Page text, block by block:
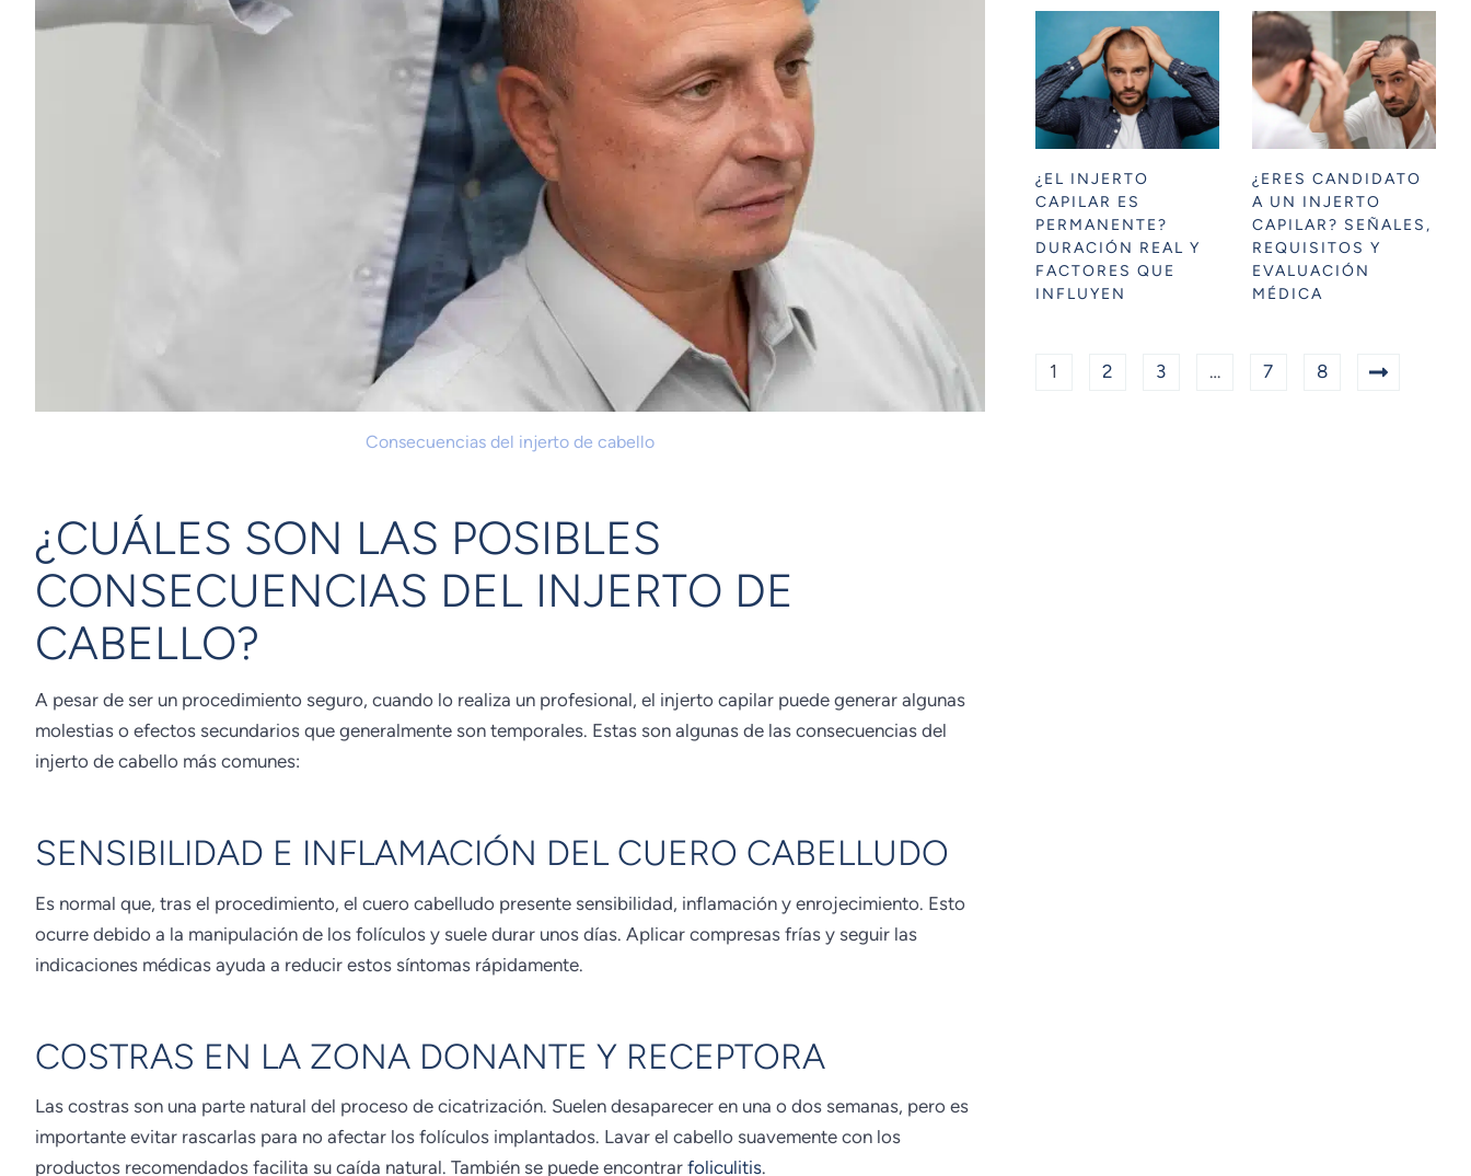
Consecuencias del injerto de cabello
¿CUÁLES SON LAS POSIBLES
CONSECUENCIAS DEL INJERTO DE
CABELLO?
A pesar de ser un procedimiento seguro, cuando lo realiza un profesional, el injerto capilar puede generar algunas
molestias o efectos secundarios que generalmente son temporales. Estas son algunas de las consecuencias del
injerto de cabello más comunes:
SENSIBILIDAD E INFLAMACIÓN DEL CUERO CABELLUDO
Es normal que, tras el procedimiento, el cuero cabelludo presente sensibilidad, inflamación y enrojecimiento. Esto
ocurre debido a la manipulación de los folículos y suele durar unos días. Aplicar compresas frías y seguir las
indicaciones médicas ayuda a reducir estos síntomas rápidamente.
COSTRAS EN LA ZONA DONANTE Y RECEPTORA
Las costras son una parte natural del proceso de cicatrización. Suelen desaparecer en una o dos semanas, pero es
importante evitar rascarlas para no afectar los folículos implantados. Lavar el cabello suavemente con los
productos recomendados facilita su caída natural. También se puede encontrar foliculitis.
¿EL INJERTO
CAPILAR ES
PERMANENTE?
DURACIÓN REAL Y
FACTORES QUE
INFLUYEN
¿ERES CANDIDATO
A UN INJERTO
CAPILAR? SEÑALES,
REQUISITOS Y
EVALUACIÓN
MÉDICA
1 2 3 … 7 8